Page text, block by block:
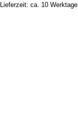
Lieferzeit: ca. 10 Werktage